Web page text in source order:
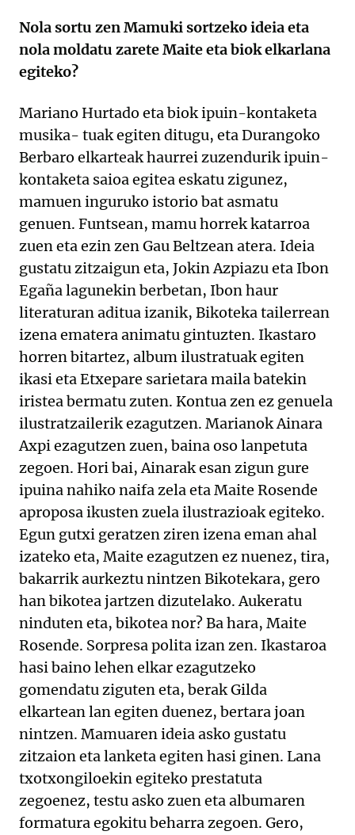
Nola sortu zen Mamuki sortzeko ideia eta
nola moldatu zarete Maite eta biok elkarlana
egiteko?
Mariano Hurtado eta biok ipuin-kontaketa
musika- tuak egiten ditugu, eta Durangoko
Berbaro elkarteak haurrei zuzendurik ipuin-
kontaketa saioa egitea eskatu zigunez,
mamuen inguruko istorio bat asmatu
genuen. Funtsean, mamu horrek katarroa
zuen eta ezin zen Gau Beltzean atera. Ideia
gustatu zitzaigun eta, Jokin Azpiazu eta Ibon
Egaña lagunekin berbetan, Ibon haur
literaturan aditua izanik, Bikoteka tailerrean
izena ematera animatu gintuzten. Ikastaro
horren bitartez, album ilustratuak egiten
ikasi eta Etxepare sarietara maila batekin
iristea bermatu zuten. Kontua zen ez genuela
ilustratzailerik ezagutzen. Marianok Ainara
Axpi ezagutzen zuen, baina oso lanpetuta
zegoen. Hori bai, Ainarak esan zigun gure
ipuina nahiko naifa zela eta Maite Rosende
aproposa ikusten zuela ilustrazioak egiteko.
Egun gutxi geratzen ziren izena eman ahal
izateko eta, Maite ezagutzen ez nuenez, tira,
bakarrik aurkeztu nintzen Bikotekara, gero
han bikotea jartzen dizutelako. Aukeratu
ninduten eta, bikotea nor? Ba hara, Maite
Rosende. Sorpresa polita izan zen. Ikastaroa
hasi baino lehen elkar ezagutzeko
gomendatu ziguten eta, berak Gilda
elkartean lan egiten duenez, bertara joan
nintzen. Mamuaren ideia asko gustatu
zitzaion eta lanketa egiten hasi ginen. Lana
txotxongiloekin egiteko prestatuta
zegoenez, testu asko zuen eta albumaren
formatura egokitu beharra zegoen. Gero,